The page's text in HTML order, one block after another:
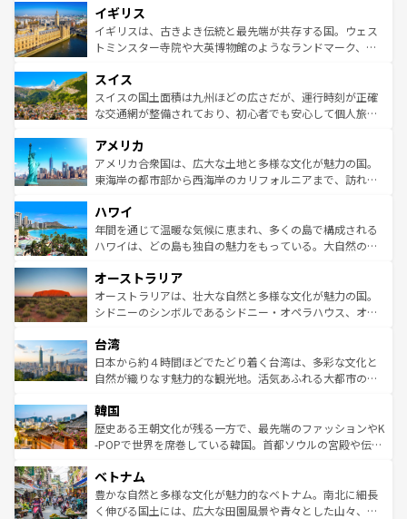
いる。シャンパンの発祥地であるランス、プロヴァンスの
香り高いラベンダー畑など、多彩な楽しみ方が可能だ。さ
らに、パリ以外の地域にも魅力が溢れており、どの街角に
れる地方に足を運ぶとそれぞれで全く異なる文化を体験で
きるだろう。 なお、新着のフランス情報はコンテンツ一覧
を参照してほしい。
顔を持つこの国は、どこを歩いても飽きることがない。ベ
ルリンの文化的活気、バイエルン州のアルプスの絶景、そ
してライン川沿いのワイン畑といった風景は必見。ビール
は、お酒好きな人にはぜひ体験してほしい。 なお、新着の
ドイツ情報はコンテンツ一覧を参照してほしい。
イギリス
イギリスは、古きよき伝統と最先端が共存する国。ウェス
トミンスター寺院や大英博物館のようなランドマーク、歴
リアごとに異なる魅力がある。また、優雅なアフタヌーン
ティー、ビール好きにはたまらない英国パブ、サッカー観
戦など、本場だからこそできる体験も豊富。イギリスを旅
ンツ一覧を参照してほしい。
スイス
スイスの国土面積は九州ほどの広さだが、運行時刻が正確
な交通網が整備されており、初心者でも安心して個人旅行
の建物がそのまま残る町や、スイスならではのユニークな
博物館もあり、アルプス観光だけでなく町歩きも満喫する
ことができる。国民の所得が高いため物価も高いが、旅行
ば市内交通費無料で観光を楽しむこともできる。 なお、新
着のスイス情報はコンテンツ一覧 を参照してほしい。
アメリカ
アメリカ合衆国は、広大な土地と多様な文化が魅力の国。
東海岸の都市部から西海岸のカリフォルニアまで、訪れる
のような巨大都市は、観光、ショッピング、エンターテイ
ンメントが詰まった刺激的なスポットだ。一方、アメリカ
西部には大自然が広がり、グランドキャニオンやイエロー
部のニューオーリンズでは、音楽と美食が融合した独特の
文化が魅力。旅行者はアメリカの各地域で異なる魅力を楽
しみながら、その多様性と豊かな歴史を感じることができ
ならではの贅沢な旅のスタイルだ。 なお、新着のアメリカ
情報はコンテンツ一覧を参照してほしい。
ハワイ
年間を通じて温暖な気候に恵まれ、多くの島で構成される
ハワイは、どの島も独自の魅力をもっている。大自然の神
ワイ島は見逃せない。また、定番の観光地といえばオアフ
島だが、静かな自然を求めるならマウイ島やカウアイ島が
おすすめ。エメラルドグリーンに輝く海をはじめ、豊かな
れるおもてなしの心で訪れる人々を迎えてくれるハワイの
人々、おいしいローカルフードやハワイアンミュージッ
ク、伝統的なフラダンスなど、すべてがハワイの魅力を彩
ワイを、存分に味わってほしい。 なお、新着のハワイ情報
はコンテンツ一覧を参照してほしい。
オーストラリア
オーストラリアは、壮大な自然と多様な文化が魅力の国。
シドニーのシンボルであるシドニー・オペラハウス、オー
リアリーフや大陸中央部にそびえるウルル（エアーズロッ
ク）、タスマニアの美しい原生林やケアンズの熱帯雨林な
ど、見どころがたくさん。また、カフェやワイン、オージ
いる。アクティビティも充実しており、サーフィンやダイ
ビング、ハイキングなど、アウトドア好きにはたまらな
い。オーストラリアの多彩な魅力を存分に味わいつくそ
参照してほしい。
台湾
日本から約４時間ほどでたどり着く台湾は、多彩な文化と
自然が織りなす魅力的な観光地。活気あふれる大都市の台
ン）、静ひつな山岳地帯である台湾東部など、都市の喧騒
と山間の静けさが共存しており、訪れる人に新しい発見と
驚きをもたらしてくれる。また、奥深い台湾の食文化も魅
容にもいいと評判のスイーツなど、バラエティ豊かな料理
が味わえる。 なお、新着の台湾情報は コンテンツ一覧を参
照してほしい。
韓国
歴史ある王朝文化が残る一方で、最先端のファッションやK
-POPで世界を席巻している韓国。首都ソウルの宮殿や伝統
き、地方に足を延ばせば四季折々の自然美を楽しむことが
できる。そして、キムチや焼肉、絶品のストリートフード
まで、さまざまな韓国料理が待っている。夜には、韓国な
ベトナム
豊かな自然と多様な文化が魅力的なベトナム。南北に細長
く伸びる国土には、広大な田園風景や青々とした山々、世